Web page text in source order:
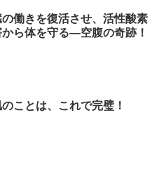
の働きを復活させ、活性酸素
ら体を守る―空腹の奇跡！
ことは、これで完璧！